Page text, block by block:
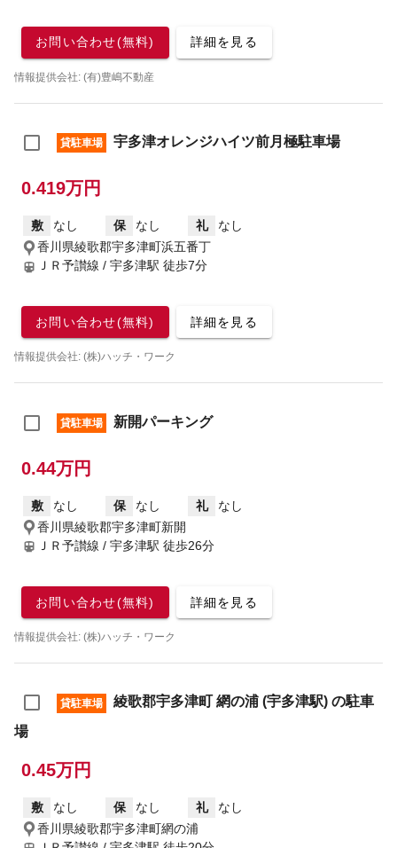
お問い合わせ(無料) 詳細を見る
情報提供会社: (有)豊嶋不動産
貸駐車場 宇多津オレンジハイツ前月極駐車場
0.419万円
敷 なし 保 なし 礼
なし
香川県綾歌郡宇多津町浜五番丁
ＪＲ予讃線 / 宇多津駅 徒歩7分
お問い合わせ(無料) 詳細を見る
情報提供会社: (株)ハッチ・ワーク
貸駐車場 新開パーキング
0.44万円
敷 なし 保 なし 礼
なし
香川県綾歌郡宇多津町新開
ＪＲ予讃線 / 宇多津駅 徒歩26分
お問い合わせ(無料) 詳細を見る
情報提供会社: (株)ハッチ・ワーク
貸駐車場
綾歌郡宇多津町 網の浦 (宇多津駅) の駐車
場
0.45万円
敷 なし 保 なし 礼
なし
香川県綾歌郡宇多津町網の浦